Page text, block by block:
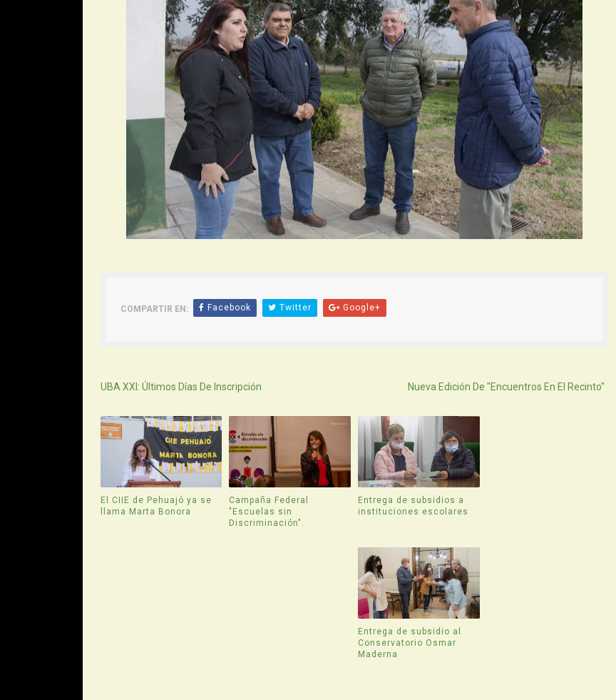
COMPARTIR EN: Facebook Twitter Google+
UBA XXI: Últimos Días De Inscripción Nueva Edición De "Encuentros En El Recinto"
El CIIE de Pehuajó ya se
llama Marta Bonora
Campaña Federal
"Escuelas sin
Discriminación".
Entrega de subsidios a
instituciones escolares
Entrega de subsidio al
Conservatorio Osmar
Maderna